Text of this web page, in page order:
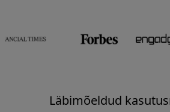
Läbimõeldud